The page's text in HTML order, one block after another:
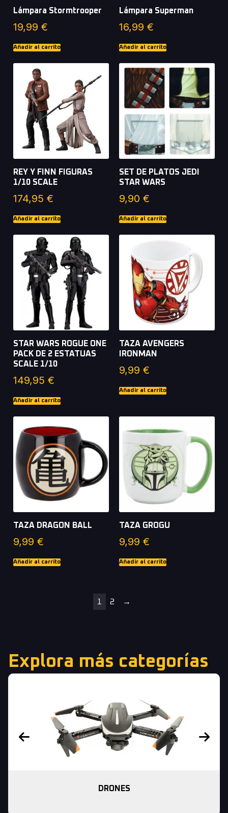
Lámpara Stormtrooper
19,99 €
Añadir al carrito
Lámpara Superman
16,99 €
Añadir al carrito
REY Y FINN FIGURAS
1/10 SCALE
174,95 €
Añadir al carrito
SET DE PLATOS JEDI
STAR WARS
9,90 €
Añadir al carrito
STAR WARS ROGUE ONE
PACK DE 2 ESTATUAS
SCALE 1/10
149,95 €
Añadir al carrito
TAZA AVENGERS
IRONMAN
9,99 €
Añadir al carrito
TAZA DRAGON BALL
9,99 €
Añadir al carrito
TAZA GROGU
9,99 €
Añadir al carrito
1 2 →
Explora más categorías
DRONES